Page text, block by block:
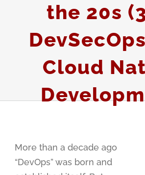
the 20s
Cloud
More than a decade ago
“DevOps” was born and